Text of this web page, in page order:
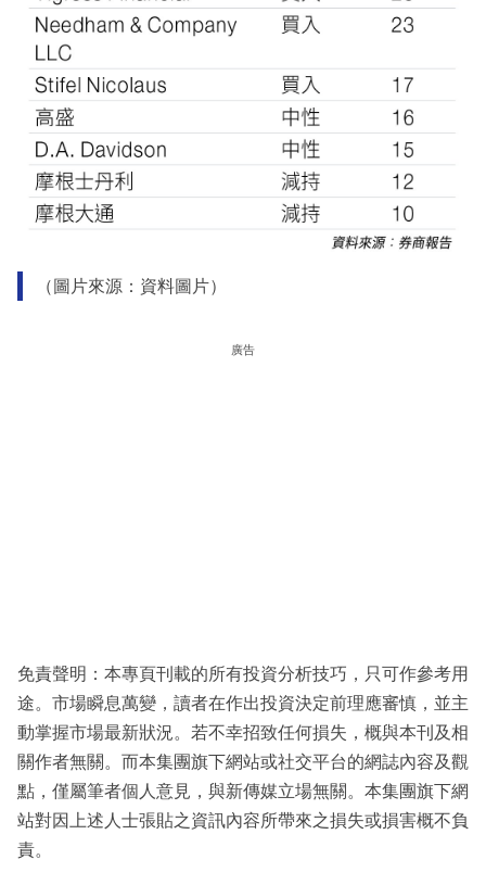
（圖片來源：資料圖片）
廣告
免責聲明：本專頁刊載的所有投資分析技巧，只可作參考用
途。市場瞬息萬變，讀者在作出投資決定前理應審慎，並主
動掌握市場最新狀況。若不幸招致任何損失，概與本刊及相
關作者無關。而本集團旗下網站或社交平台的網誌內容及觀
點，僅屬筆者個人意見，與新傳媒立場無關。本集團旗下網
站對因上述人士張貼之資訊內容所帶來之損失或損害概不負
責。